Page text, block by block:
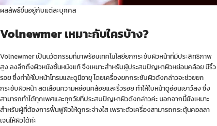
ผลลัพธ์ขึ้นอยู่กับแต่ละบุคคล
Volnewmer เหมาะกับใครบ้าง?
Volnewmer เป็นนวัตกรรมที่มาพร้อมเทคโนโลยียกกระชับผิวหน้าที่มีประสิทธิภาพ
สูง ลงลึกถึงผิวหนังชั้นหนังแท้ จึงเหมาะสำหรับผู้ประสบปัญหาผิวหย่อนคล้อย มีริ้ว
รอย ซึ่งทำให้ใบหน้าโทรมและดูมีอายุ โดยเครื่องยกกระชับผิวดังกล่าวจะช่วยยก
กระชับผิวหน้า ลดเลือนความหย่อนคล้อยและริ้วรอย ทำให้ใบหน้าดูอ่อนเยาว์ลง ซึ่ง
สามารถทำได้ทุกเพศและทุกวัยที่ประสบปัญหาผิวดังกล่าวค่ะ นอกจากนี้ยังเหมาะ
สำหรับผู้ที่ต้องการฟื้นฟูผิวให้ดูกระจ่างใส เพราะตัวเครื่องสามารถกระตุ้นคอลลา
เจนให้ผิวได้ค่ะ